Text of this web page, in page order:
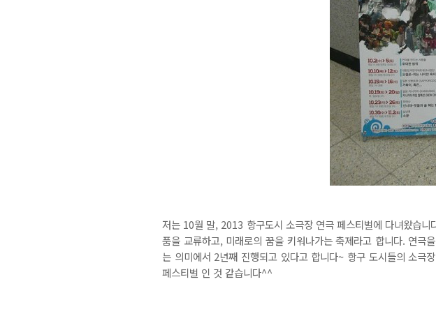
저는 10월 말, 2013 항구도시 소극장 연극 페스티벌에 다녀왔습
품을 교류하고, 미래로의 꿈을 키워나가는 축제라고 합니다. 연
는 의미에서 2년째 진행되고 있다고 합니다~ 항구 도시들의 소극
페스티벌 인 것 같습니다^^